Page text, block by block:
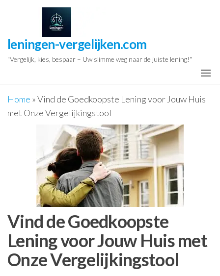
inhoud
leningen-vergelijken.com
"Vergelijk, kies, bespaar – Uw slimme weg naar de juiste lening!"
Home »Vind de Goedkoopste Lening voor Jouw Huis
met Onze Vergelijkingstool
Vind de Goedkoopste
Lening voor Jouw Huis met
Onze Vergelijkingstool